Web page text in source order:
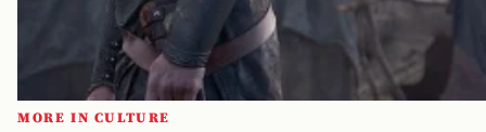
MORE IN CULTURE